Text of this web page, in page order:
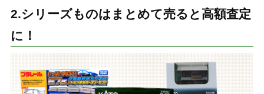
2.シリーズものはまとめて売ると高額査定
に！